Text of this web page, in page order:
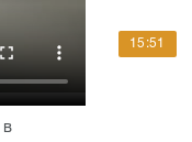
в
15:51